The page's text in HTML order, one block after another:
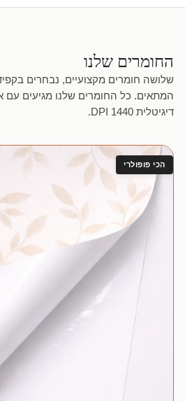
החומרים שלנו
שלושה חומרים מקצועיים, נבחרים
המתאים. כל החומרים שלנו מגיעים עם
דיגיטלית 1440 DPI.
הכי פופולרי